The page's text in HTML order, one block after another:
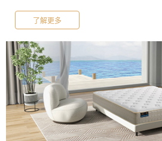
了解更多